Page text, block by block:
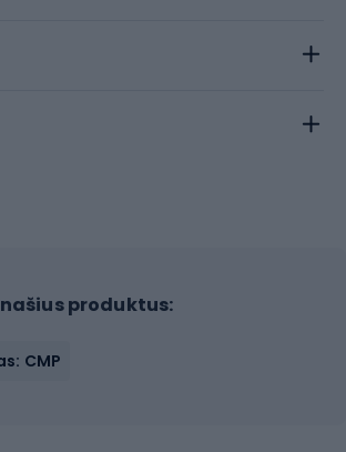
produktus:
CMP